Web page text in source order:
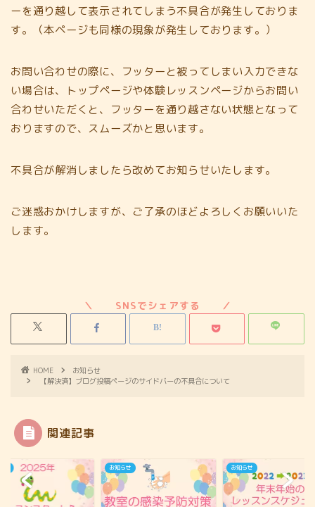
ーを通り越して表示されてしまう不具合が発生しておりま
す。（本ページも同様の現象が発生しております。）
お問い合わせの際に、フッターと被ってしまい入力できな
い場合は、トップページや体験レッスンページからお問い
合わせいただくと、フッターを通り越さない状態となって
おりますので、スムーズかと思います。
不具合が解消しましたら改めてお知らせいたします。
ご迷惑おかけしますが、ご了承のほどよろしくお願いいた
します。
HOME
お知らせ
【解決済】ブログ投稿ページのサイドバーの不具合について
関連記事
お知らせ お知らせ